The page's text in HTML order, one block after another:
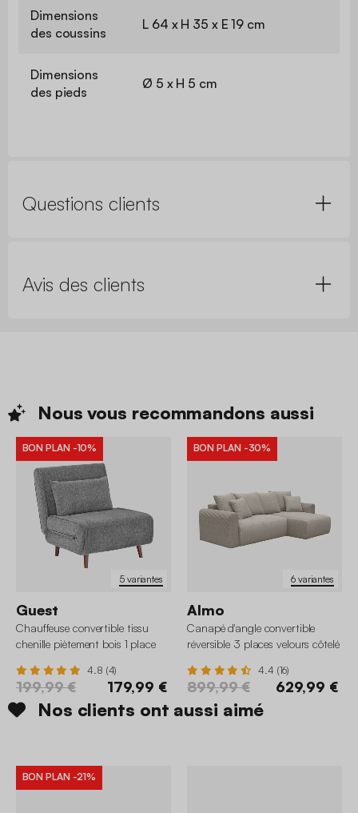
Dimensions
des coussins
L 64 x H 35 x E 19 cm
Dimensions
des pieds
Ø 5 x H 5 cm
Questions clients
Avis des clients
Nous vous recommandons aussi
5 variantes
BON PLAN -10%
Guest
Chauffeuse convertible tissu
chenille piètement bois 1 place
4.8 (4)
199,99 € 179,99 €
6 variantes
BON PLAN -30%
Almo
Canapé d'angle convertible
réversible 3 places velours côtelé
4.4 (16)
899,99 € 629,99 €
Nos clients ont aussi aimé
BON PLAN -21%